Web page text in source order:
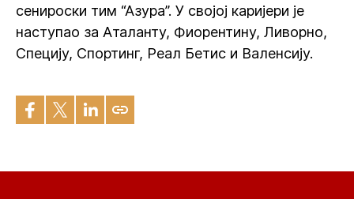
сенироски тим “Азура”. У својој каријери је
наступао за Аталанту, Фиорентину, Ливорно,
Специју, Спортинг, Реал Бетис и Валенсију.